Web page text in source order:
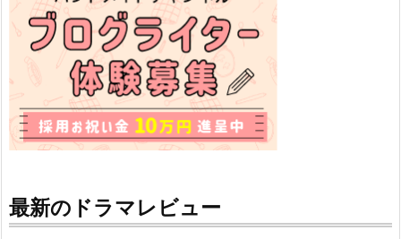
最新のドラマレビュー